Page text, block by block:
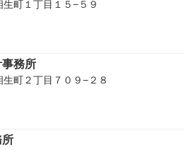
町１丁目１５−５９
務所
町２丁目７０９−２８